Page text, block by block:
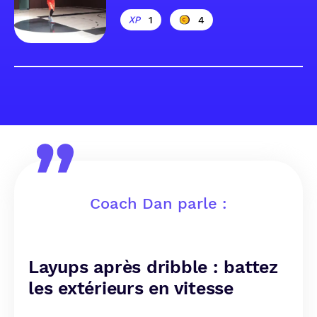
1 4
Coach Dan parle :
Layups après dribble : battez
les extérieurs en vitesse